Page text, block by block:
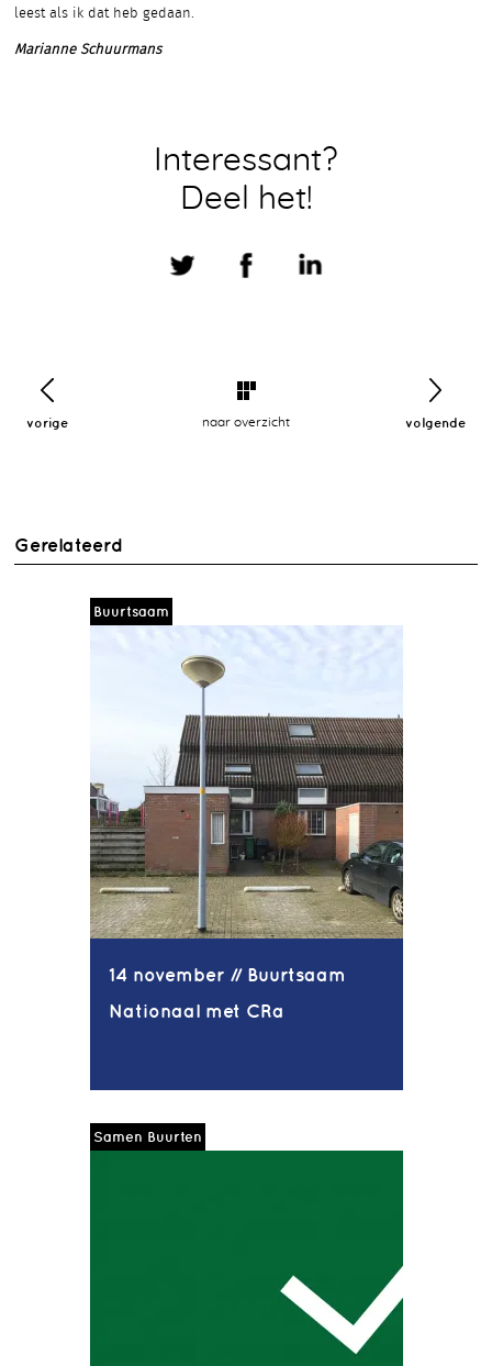
leest als ik dat heb gedaan.
Marianne Schuurmans
Interessant?
Deel het!
vorige naar overzicht volgende
Gerelateerd
Buurtsaam
14 november // Buurtsaam
Nationaal met CRa
Samen Buurten